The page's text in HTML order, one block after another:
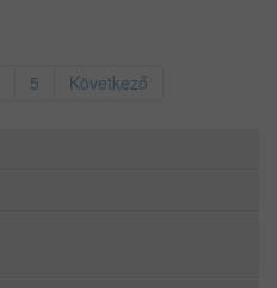
5 Következő